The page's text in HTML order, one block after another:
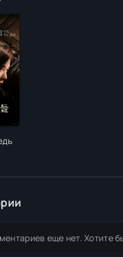
еще нет. Хотите